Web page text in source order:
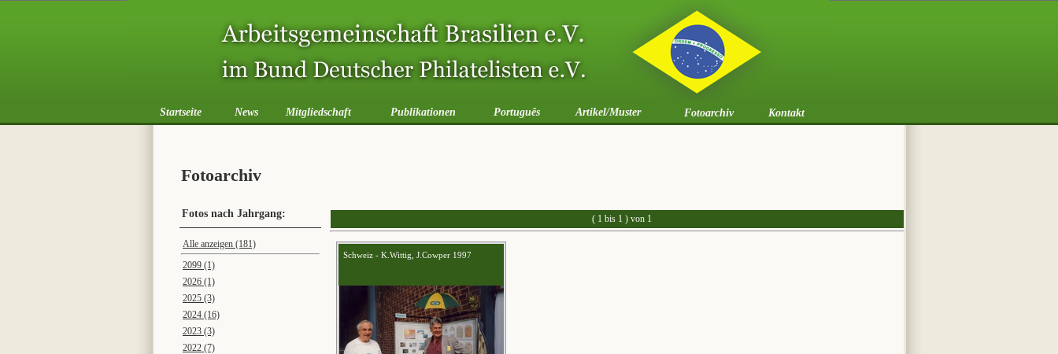
Fotos nach Jahrgang:
Alle anzeigen (181)
2099 (1)
2026 (1)
2025 (3)
2024 (16)
2023 (3)
2022 (7)
( 1 bis 1 ) von 1
Schweiz - K.Wittig, J.Cowper 1997
Startseite Mitgliedschaft Publikationen Português Artikel/Muster Kontakt
Fotoarchiv
News
Fotoarchiv